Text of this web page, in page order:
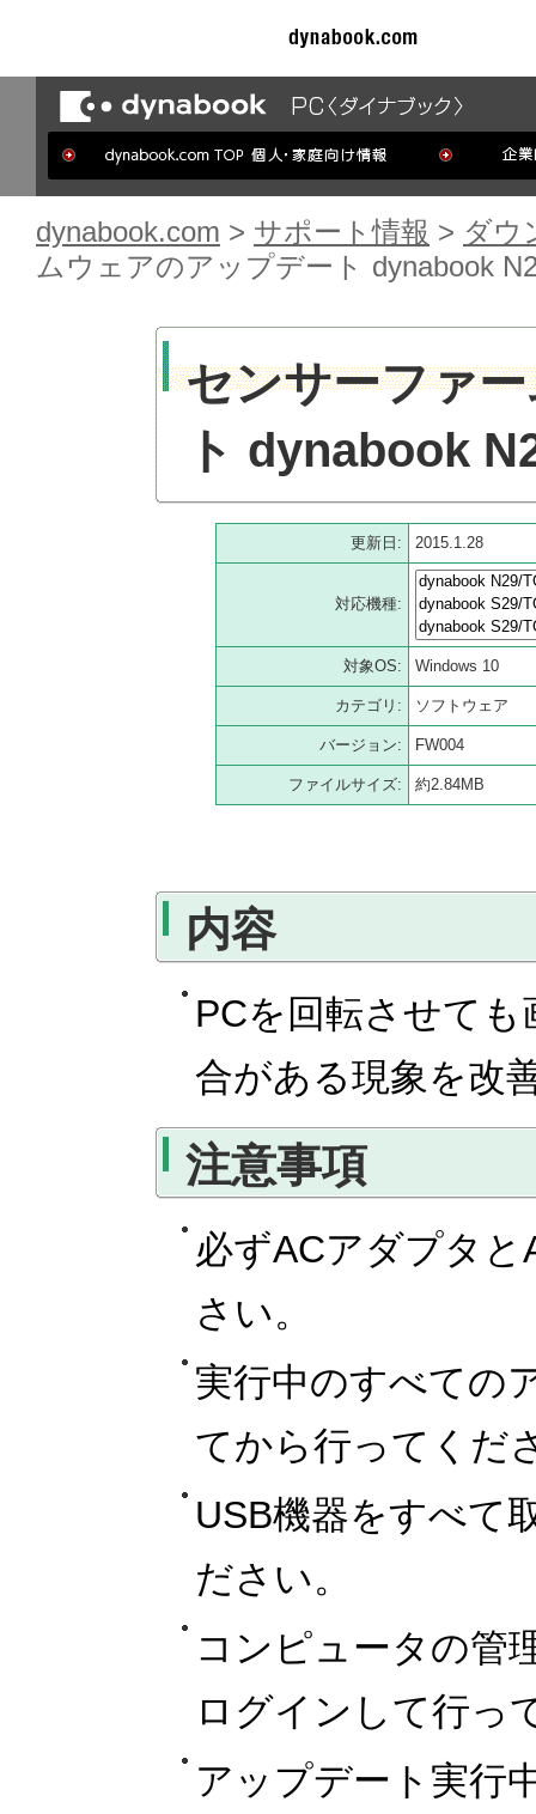
dynabook.com > サポート情報 > ダウ
ムウェアのアップデート dynabook
センサーファ
ト dynabook
更新日: 2015.1.28
対応機種:
対象OS: Windows 10
カテゴリ: ソフトウェア
バージョン: FW004
ファイルサイズ: 約2.84MB
内容
PCを回転させて
合がある現象を改
注意事項
必ずACアダプタ
さい。
実行中のすべての
てから行ってくだ
USB機器をすべて
ださい。
コンピュータの管
ログインして行っ
アップデート実行